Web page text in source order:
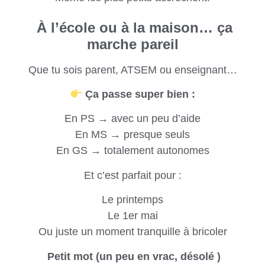
À l’école ou à la maison… ça
marche pareil
Que tu sois parent, ATSEM ou enseignant…
Ça passe super bien :
En PS → avec un peu d’aide
En MS → presque seuls
En GS → totalement autonomes
Et c’est parfait pour :
Le printemps
Le 1er mai
Ou juste un moment tranquille à bricoler
Petit mot (un peu en vrac, désolé )